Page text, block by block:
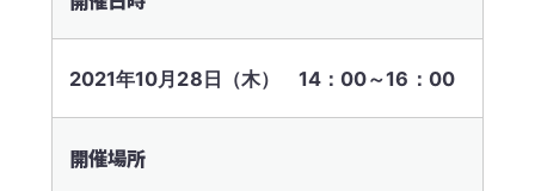
2021年10月28日（木） 14：00～16：00
開催場所